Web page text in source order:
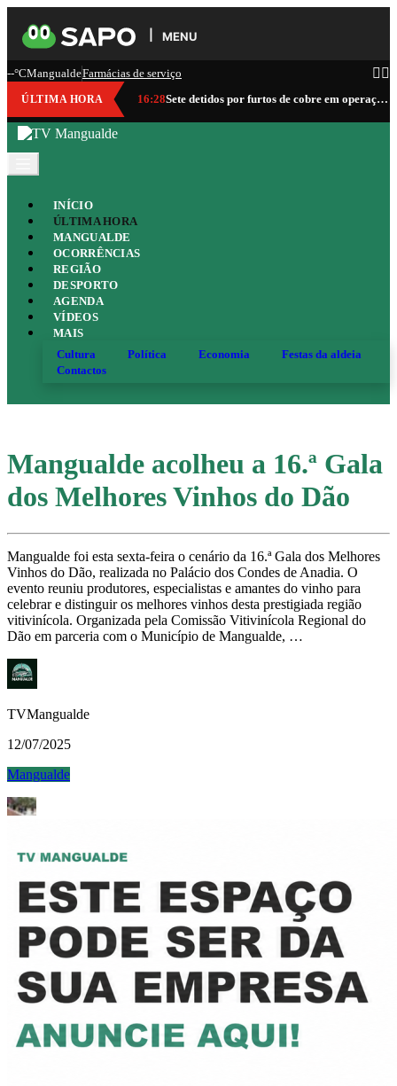
MENU
--°CMangualdeFarmácias de serviço
ÚLTIMA HORA 16:28 Sete detidos por furtos de cobre em operação da GNR que abrangeu Mangualde
INÍCIO
ÚLTIMA HORA
MANGUALDE
OCORRÊNCIAS
REGIÃO
DESPORTO
AGENDA
VÍDEOS
MAIS
Cultura
Política Economia
Festas da aldeia
Contactos
Mangualde acolheu a 16.ª Gala
dos Melhores Vinhos do Dão
Mangualde foi esta sexta-feira o cenário da 16.ª Gala dos Melhores
Vinhos do Dão, realizada no Palácio dos Condes de Anadia. O
evento reuniu produtores, especialistas e amantes do vinho para
celebrar e distinguir os melhores vinhos desta prestigiada região
vitivinícola. Organizada pela Comissão Vitivinícola Regional do
Dão em parceria com o Município de Mangualde, …
TVMangualde
12/07/2025
Mangualde